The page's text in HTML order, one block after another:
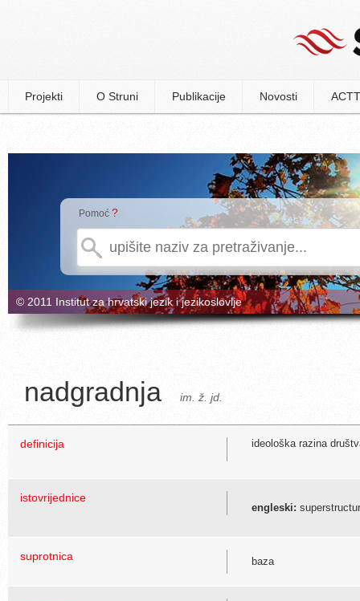
Projekti O Struni Publikacije Novosti
Pomoć ?
© 2011 Institut za hrvatski jezik i jezikoslovlje
nadgradnja im. ž. jd.
definicija ideološka razina
istovrijednice
engleski:
suprotnica baza